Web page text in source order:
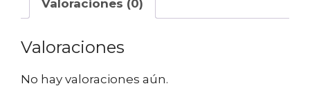
Valoraciones (0)
Valoraciones
No hay valoraciones aún.